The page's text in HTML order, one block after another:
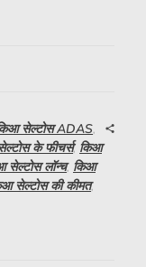
सेल्टोस ADAS,
के फीचर्स, किआ
सेल्टोस लॉन्च, किआ
सेल्टोस की कीमत,